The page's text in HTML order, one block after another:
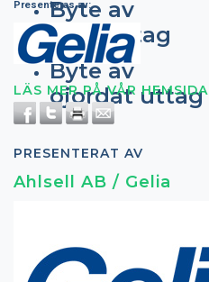
Byte av
lamputtag
Byte av
ojordat uttag
Presenteras av:
LÄS MER PÅ VÅR HEMSIDA
PRESENTERAT AV
Ahlsell AB / Gelia